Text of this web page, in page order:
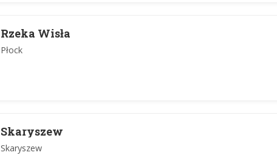
Rzeka Wisła
Płock
Skaryszew
Skaryszew